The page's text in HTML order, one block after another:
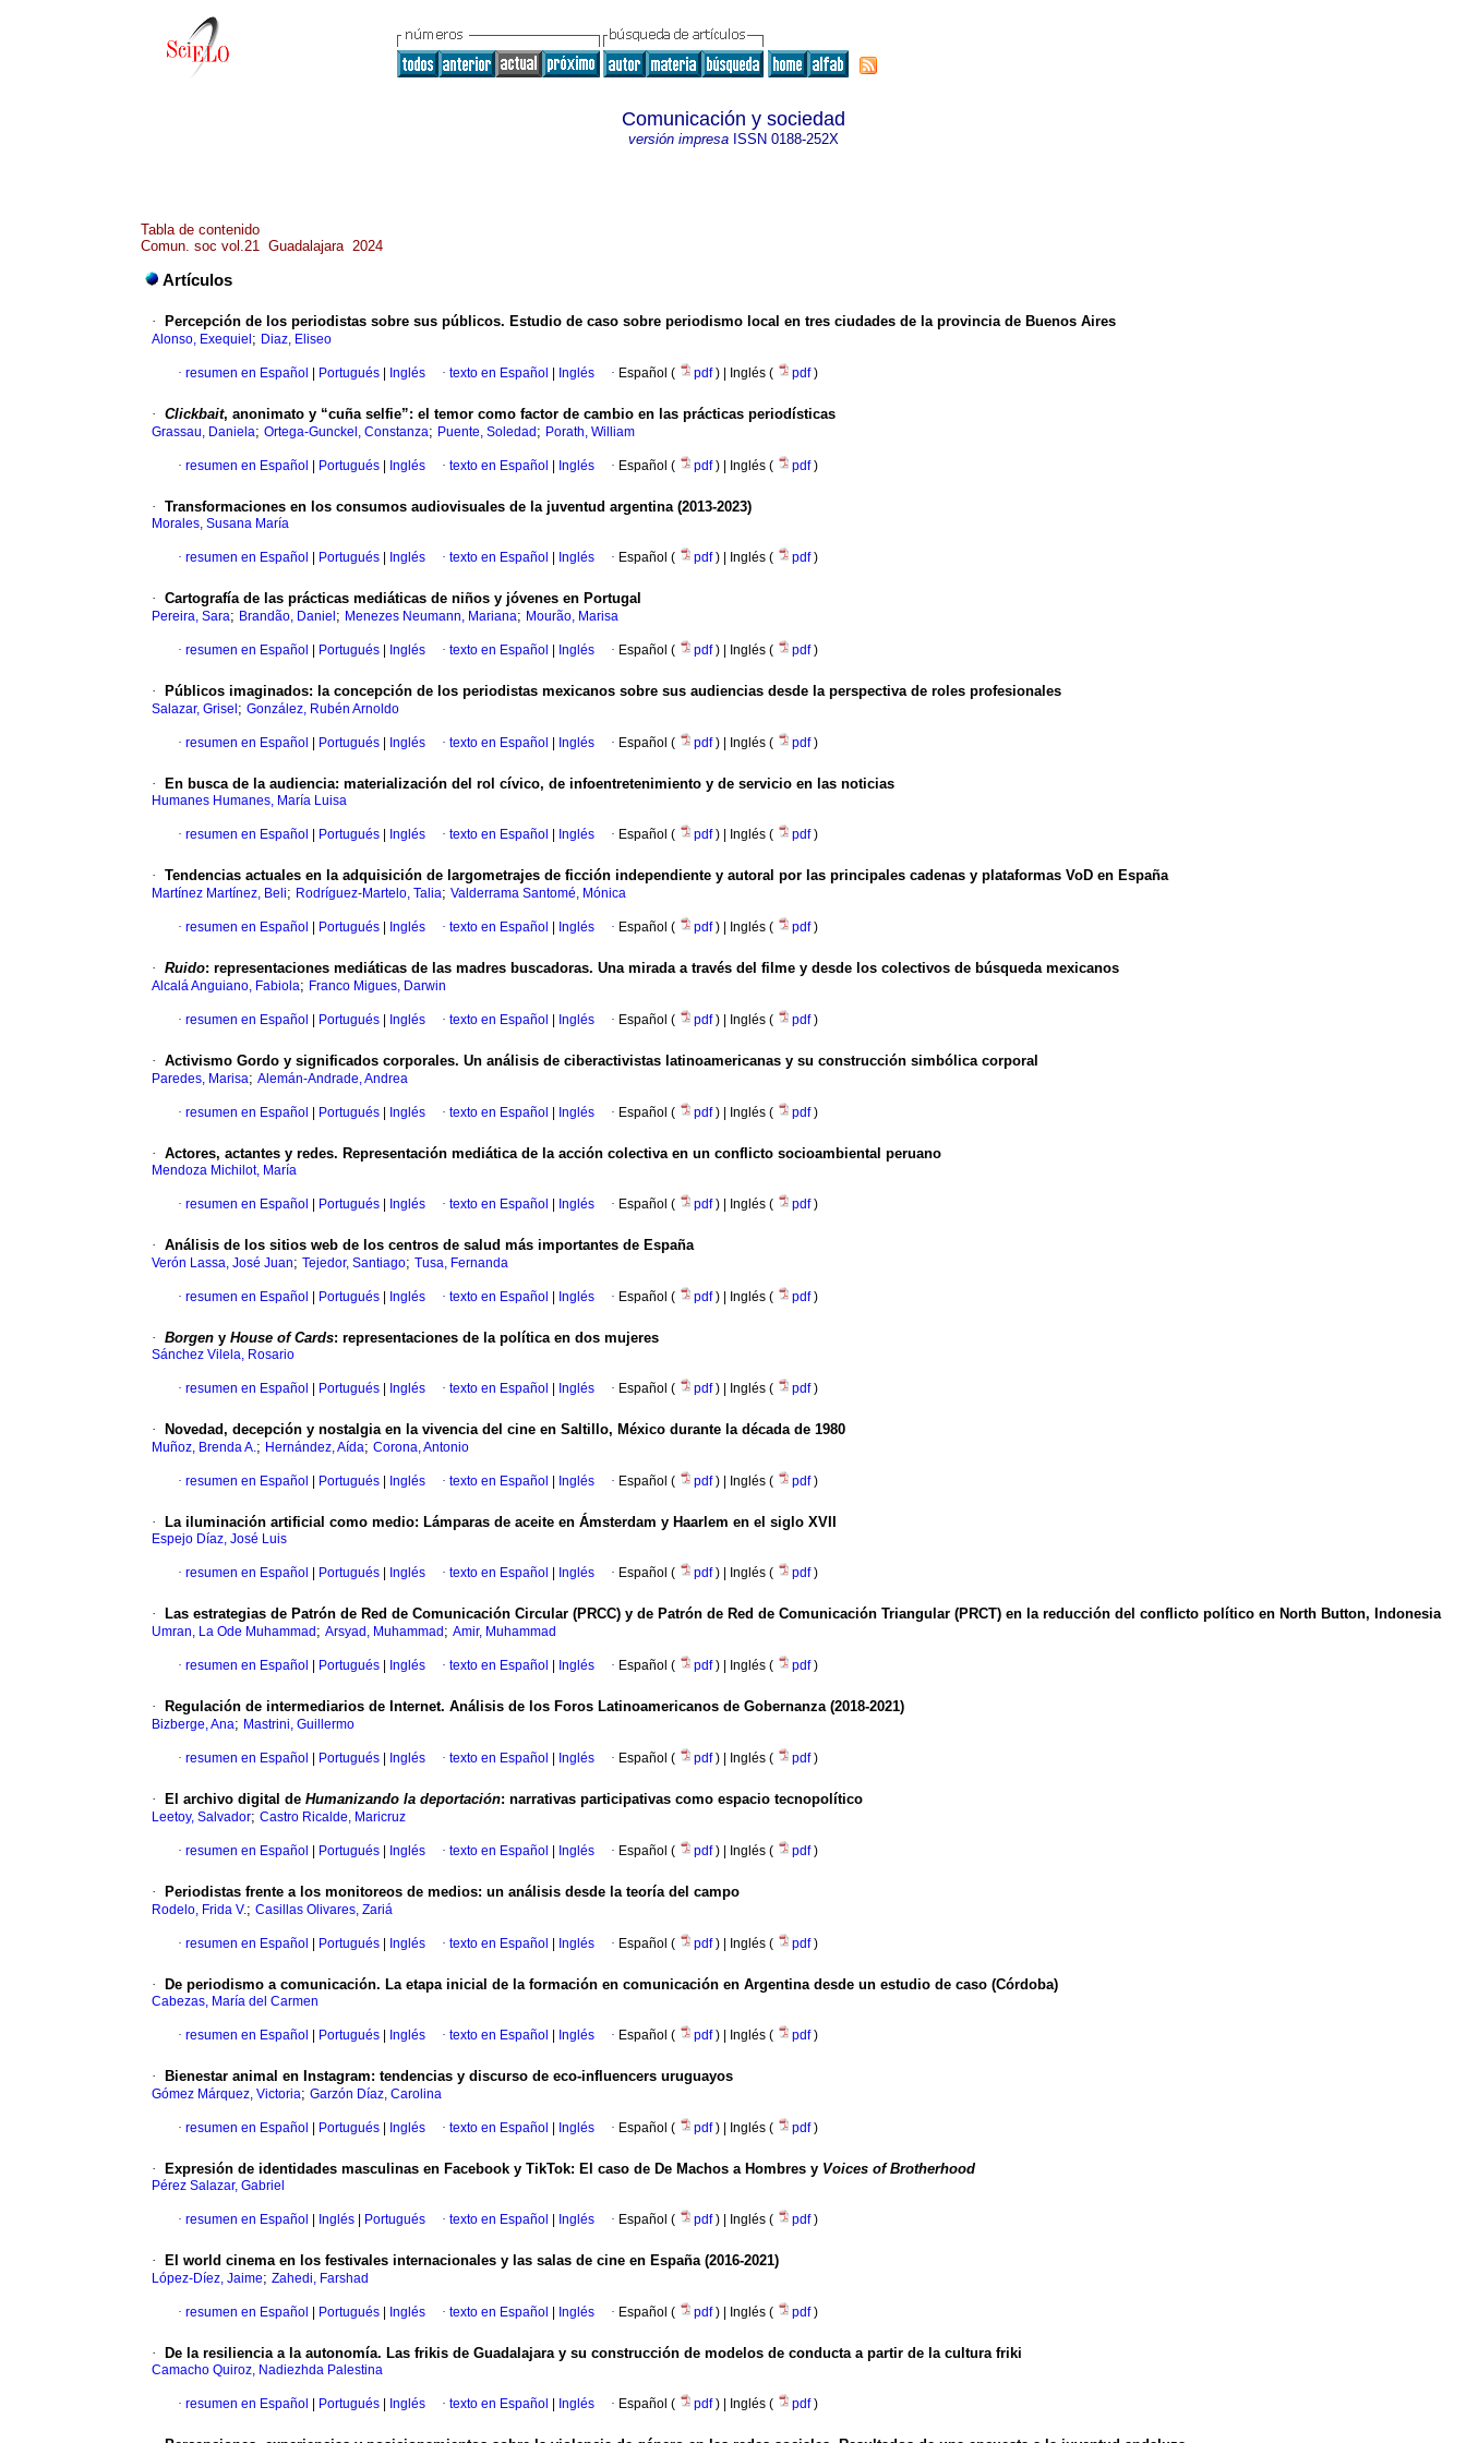
Comunicación y sociedad
versión impresaISSN 0188-252X
Tabla de contenido
Comun. soc vol.21 Guadalajara 2024
Artículos
· Percepción de los periodistas sobre sus públicos. Estudio de caso sobre periodismo local en tres ciudades de la provincia de Buenos Aires
Alonso, Exequiel ; Diaz, Eliseo
· resumen en Español Portugués Inglés · texto en Español Inglés · Español ( pdf) | Inglés ( pdf)
· Clickbait, anonimato y “cuña selfie”: el temor como factor de cambio en las prácticas periodísticas
Grassau, Daniela; Ortega-Gunckel, Constanza; Puente, Soledad ; Porath, William
· resumen en Español Portugués Inglés · texto en Español Inglés · Español ( pdf) | Inglés ( pdf)
· Transformaciones en los consumos audiovisuales de la juventud argentina (2013-2023)
Morales, Susana María
· resumen en Español Portugués Inglés · texto en Español Inglés · Español ( pdf) | Inglés ( pdf)
· Cartografía de las prácticas mediáticas de niños y jóvenes en Portugal
Pereira, Sara; Brandão, Daniel ; Menezes Neumann, Mariana; Mourão, Marisa
· resumen en Español Portugués Inglés · texto en Español Inglés · Español ( pdf) | Inglés ( pdf)
· Públicos imaginados: la concepción de los periodistas mexicanos sobre sus audiencias desde la perspectiva de roles profesionales
Salazar, Grisel ; González, Rubén Arnoldo
· resumen en Español Portugués Inglés · texto en Español Inglés · Español ( pdf) | Inglés ( pdf)
· En busca de la audiencia: materialización del rol cívico, de infoentretenimiento y de servicio en las noticias
Humanes Humanes, María Luisa
· resumen en Español Portugués Inglés · texto en Español Inglés · Español ( pdf) | Inglés ( pdf)
· Tendencias actuales en la adquisición de largometrajes de ficción independiente y autoral por las principales cadenas y plataformas VoD en España
Martínez Martínez, Beli; Rodríguez-Martelo, Talia; Valderrama Santomé, Mónica
· resumen en Español Portugués Inglés · texto en Español Inglés · Español ( pdf) | Inglés ( pdf)
· Ruido: representaciones mediáticas de las madres buscadoras. Una mirada a través del filme y desde los colectivos de búsqueda mexicanos
Alcalá Anguiano, Fabiola; Franco Migues, Darwin
· resumen en Español Portugués Inglés · texto en Español Inglés · Español ( pdf) | Inglés ( pdf)
· Activismo Gordo y significados corporales. Un análisis de ciberactivistas latinoamericanas y su construcción simbólica corporal
Paredes, Marisa; Alemán-Andrade, Andrea
· resumen en Español Portugués Inglés · texto en Español Inglés · Español ( pdf) | Inglés ( pdf)
· Actores, actantes y redes. Representación mediática de la acción colectiva en un conflicto socioambiental peruano
Mendoza Michilot, María
· resumen en Español Portugués Inglés · texto en Español Inglés · Español ( pdf) | Inglés ( pdf)
· Análisis de los sitios web de los centros de salud más importantes de España
Verón Lassa, José Juan; Tejedor, Santiago; Tusa, Fernanda
· resumen en Español Portugués Inglés · texto en Español Inglés · Español ( pdf) | Inglés ( pdf)
· Borgen y House of Cards: representaciones de la política en dos mujeres
Sánchez Vilela, Rosario
· resumen en Español Portugués Inglés · texto en Español Inglés · Español ( pdf) | Inglés ( pdf)
· Novedad, decepción y nostalgia en la vivencia del cine en Saltillo, México durante la década de 1980
Muñoz, Brenda A.; Hernández, Aída; Corona, Antonio
· resumen en Español Portugués Inglés · texto en Español Inglés · Español ( pdf) | Inglés ( pdf)
· La iluminación artificial como medio: Lámparas de aceite en Ámsterdam y Haarlem en el siglo XVII
Espejo Díaz, José Luis
· resumen en Español Portugués Inglés · texto en Español Inglés · Español ( pdf) | Inglés ( pdf)
· Las estrategias de Patrón de Red de Comunicación Circular (PRCC) y de Patrón de Red de Comunicación Triangular (PRCT) en la reducción del conflicto político en North Button, Indonesia
Umran, La Ode Muhammad ; Arsyad, Muhammad ; Amir, Muhammad
· resumen en Español Portugués Inglés · texto en Español Inglés · Español ( pdf) | Inglés ( pdf)
· Regulación de intermediarios de Internet. Análisis de los Foros Latinoamericanos de Gobernanza (2018-2021)
Bizberge, Ana; Mastrini, Guillermo
· resumen en Español Portugués Inglés · texto en Español Inglés · Español ( pdf) | Inglés ( pdf)
· El archivo digital de Humanizando la deportación: narrativas participativas como espacio tecnopolítico
Leetoy, Salvador; Castro Ricalde, Maricruz
· resumen en Español Portugués Inglés · texto en Español Inglés · Español ( pdf) | Inglés ( pdf)
· Periodistas frente a los monitoreos de medios: un análisis desde la teoría del campo
Rodelo, Frida V.; Casillas Olivares, Zariá
· resumen en Español Portugués Inglés · texto en Español Inglés · Español ( pdf) | Inglés ( pdf)
· De periodismo a comunicación. La etapa inicial de la formación en comunicación en Argentina desde un estudio de caso (Córdoba)
Cabezas, María del Carmen
· resumen en Español Portugués Inglés · texto en Español Inglés · Español ( pdf) | Inglés ( pdf)
· Bienestar animal en Instagram: tendencias y discurso de eco-influencers uruguayos
Gómez Márquez, Victoria; Garzón Díaz, Carolina
· resumen en Español Portugués Inglés · texto en Español Inglés · Español ( pdf) | Inglés ( pdf)
· Expresión de identidades masculinas en Facebook y TikTok: El caso de De Machos a Hombres y Voices of Brotherhood
Pérez Salazar, Gabriel
· resumen en Español Inglés Portugués · texto en Español Inglés · Español ( pdf) | Inglés ( pdf)
· El world cinema en los festivales internacionales y las salas de cine en España (2016-2021)
López-Díez, Jaime; Zahedi, Farshad
· resumen en Español Portugués Inglés · texto en Español Inglés · Español ( pdf) | Inglés ( pdf)
· De la resiliencia a la autonomía. Las frikis de Guadalajara y su construcción de modelos de conducta a partir de la cultura friki
Camacho Quiroz, Nadiezhda Palestina
· resumen en Español Portugués Inglés · texto en Español Inglés · Español ( pdf) | Inglés ( pdf)